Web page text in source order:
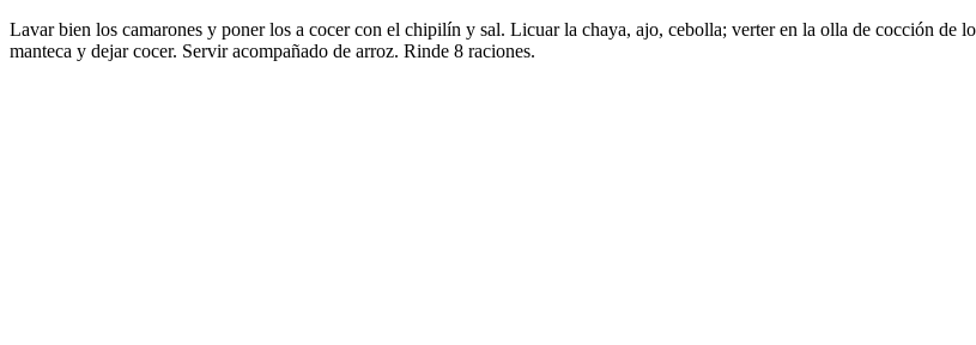
Lavar bien los camarones y poner los a cocer con el chipilín y sal. Licuar la chaya, ajo, cebolla; verter en la olla de cocción de
manteca y dejar cocer. Servir acompañado de arroz. Rinde 8 raciones.